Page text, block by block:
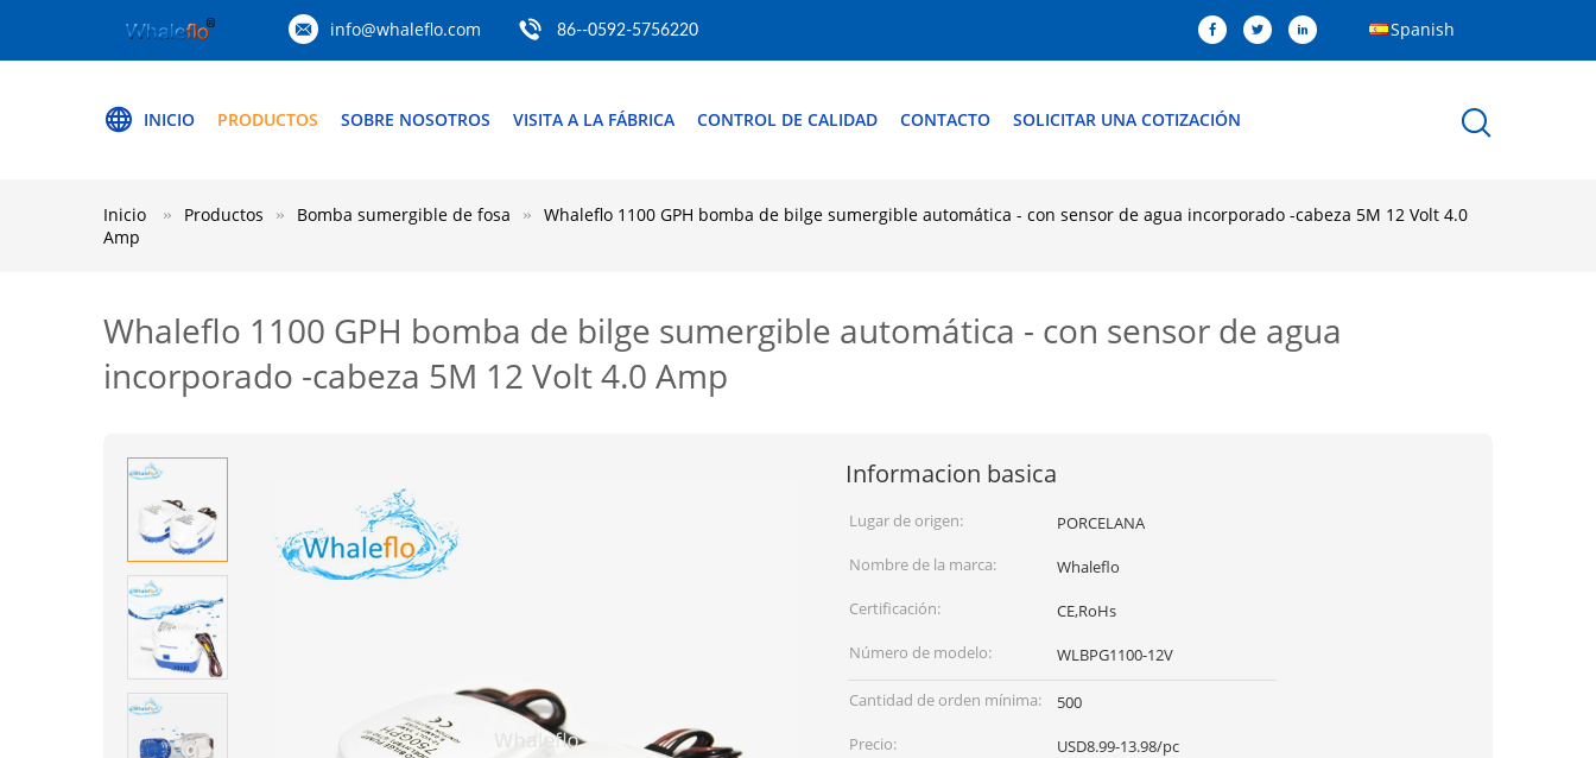
info@whaleflo.com 86--0592-5756220 Spanish
INICIO PRODUCTOS SOBRE NOSOTROS VISITA A LA FÁBRICA CONTROL DE CALIDAD CONTACTO SOLICITAR UNA COTIZACIÓN
Inicio Productos Bomba sumergible de fosa
Whaleflo 1100 GPH bomba de bilge sumergible automática - con sensor de agua incorporado -cabeza 5M 12 Volt 4.0
Amp
Whaleflo 1100 GPH bomba de bilge sumergible automática - con sensor de agua
incorporado -cabeza 5M 12 Volt 4.0 Amp
Informacion basica
Lugar de origen:
PORCELANA
Nombre de la marca:
Whaleflo
Certificación:
CE,RoHs
Número de modelo:
WLBPG1100-12V
Cantidad de orden mínima:
500
Precio:
USD8.99-13.98/pc